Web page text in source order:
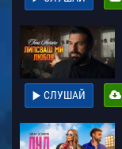
СЛУШАЙ